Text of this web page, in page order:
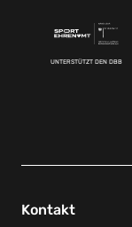
UNTERSTÜTZT DEN DBB
Kontakt